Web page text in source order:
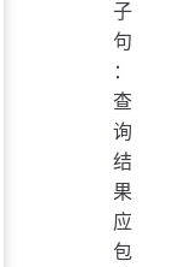
子
句
：
查
询
结
果
应
包